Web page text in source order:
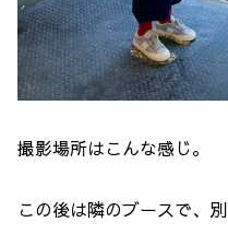
撮影場所はこんな感じ。
この後は隣のブースで、